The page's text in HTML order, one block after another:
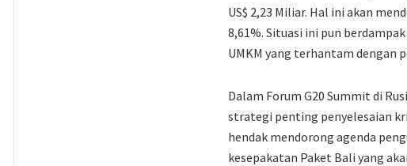
US$ 2,23 Miliar. Hal ini akan
8,61%. Situasi ini pun
UMKM yang terhantam dengan
Dalam Forum G20 Summit di
strategi penting penyelesaian
hendak mendorong agenda
kesepakatan Paket Bali yang